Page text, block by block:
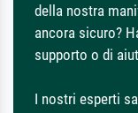
della nostra
ancora sicuro?
supporto o di
I nostri esperti